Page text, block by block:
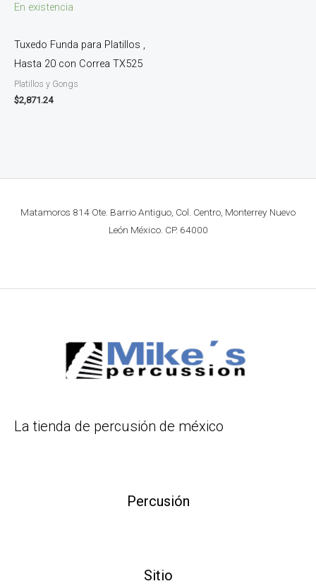
En existencia
Tuxedo Funda para Platillos ,
Hasta 20 con Correa TX525
Platillos y Gongs
$2,871.24
Matamoros 814 Ote. Barrio Antiguo, Col. Centro, Monterrey Nuevo
León México. CP. 64000
La tienda de percusión de méxico
Percusión
Sitio